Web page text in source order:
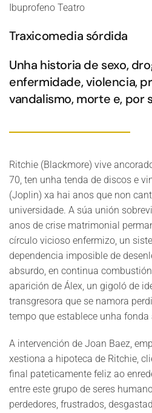
Ibuprofeno Teatro
Traxicomedia sórdida
Unha historia de sexo,
enfermidade, violencia,
vandalismo, morte e, por
Ritchie (Blackmore) vive
70, ten unha tenda de discos e
(Joplin) xa hai anos que non
universidade. A súa unión
anos de crise matrimonial
círculo vicioso enfermizo, un
dependencia imposible de
absurdo, en continua
aparición de Álex, un gigoló de
transgresora que se namora
tempo que establece unha
A intervención de Joan Baez,
xestiona a hipoteca de Ritchie,
final pateticamente feliz ao
entre este grupo de seres
perdedores, frustrados,